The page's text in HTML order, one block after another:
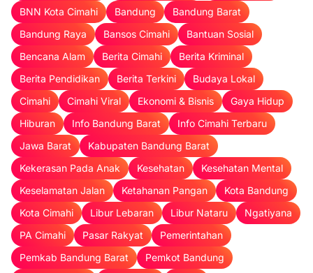
BNN Kota Cimahi
Bandung
Bandung Barat
Bandung Raya
Bansos Cimahi
Bantuan Sosial
Bencana Alam
Berita Cimahi
Berita Kriminal
Berita Pendidikan
Berita Terkini
Budaya Lokal
Cimahi
Cimahi Viral Ekonomi & Bisnis
Gaya Hidup
Hiburan
Info Bandung Barat
Info Cimahi Terbaru
Jawa Barat
Kabupaten Bandung Barat
Kekerasan Pada Anak
Kesehatan
Kesehatan Mental
Keselamatan Jalan
Ketahanan Pangan
Kota Bandung
Kota Cimahi
Libur Lebaran Libur Nataru
Ngatiyana
PA Cimahi
Pasar Rakyat
Pemerintahan
Pemkab Bandung Barat
Pemkot Bandung